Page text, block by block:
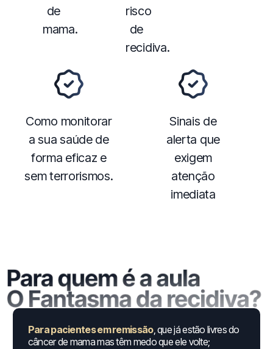
de
mama.
risco
de
recidiva.
Como monitorar
a sua saúde de
forma eficaz e
sem terrorismos.
️Sinais de
alerta que
exigem
atenção
imediata
Para pacientes em remissão, que já estão livres do
câncer de mama mas têm medo que ele volte;